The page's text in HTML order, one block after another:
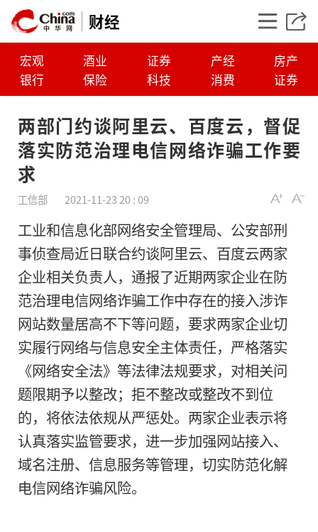
财经
宏观 酒业 证券 产经
房产
银行
保险 科技 消费 证券
两部门约谈阿里云
促落实防范治理电
作要求
工业和信息化部网络安全
事侦查局近日联合约谈阿
企业相关负责人，通报了
两部门约谈阿里云、百度云，督促
落实防范治理电信网络诈骗工作要
求
工信部 2021-11-23 20 : 09
工业和信息化部网络安全管理局、公安部刑
事侦查局近日联合约谈阿里云、百度云两家
企业相关负责人，通报了近期两家企业在防
范治理电信网络诈骗工作中存在的接入涉诈
网站数量居高不下等问题，要求两家企业切
实履行网络与信息安全主体责任，严格落实
《网络安全法》等法律法规要求，对相关问
题限期予以整改；拒不整改或整改不到位
的，将依法依规从严惩处。两家企业表示将
认真落实监管要求，进一步加强网站接入、
域名注册、信息服务等管理，切实防范化解
电信网络诈骗风险。